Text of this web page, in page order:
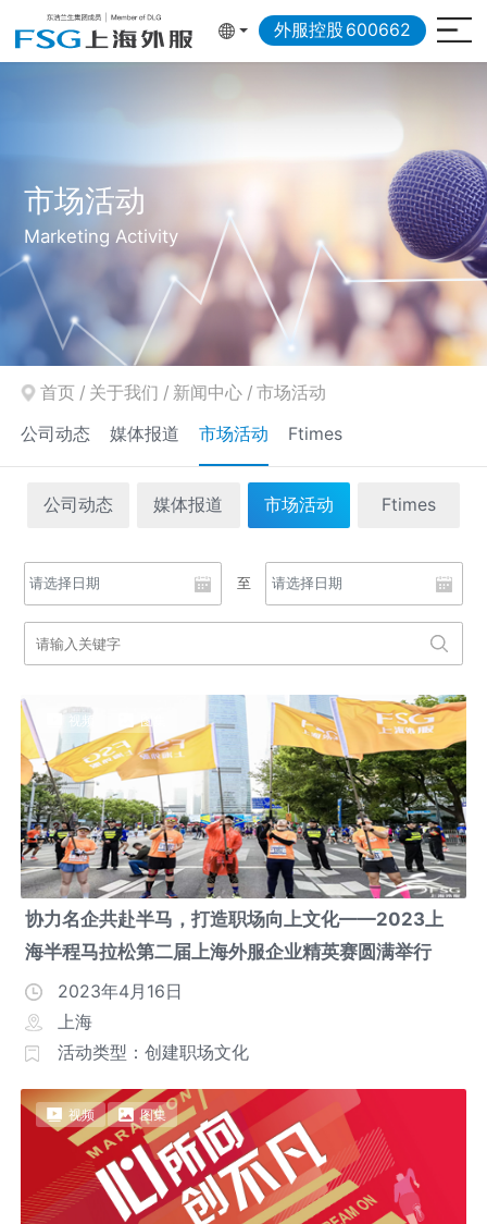
外服控股 600662
市场活动
Marketing Activity
公司动态 媒体报道 市场活动 Ftimes
首页 / 关于我们 / 新闻中心 / 市场活动
公司动态 媒体报道 市场活动 Ftimes
至
视频 图集
协力名企共赴半马，打造职场向上文化——2023上
海半程马拉松第二届上海外服企业精英赛圆满举行
2023年4月16日
上海
活动类型：创建职场文化
视频 图集